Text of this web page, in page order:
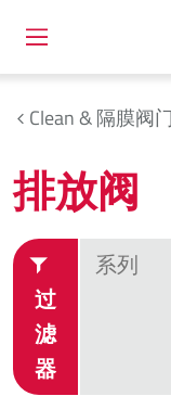
Clean & 隔膜阀门
排放阀
过
滤
器